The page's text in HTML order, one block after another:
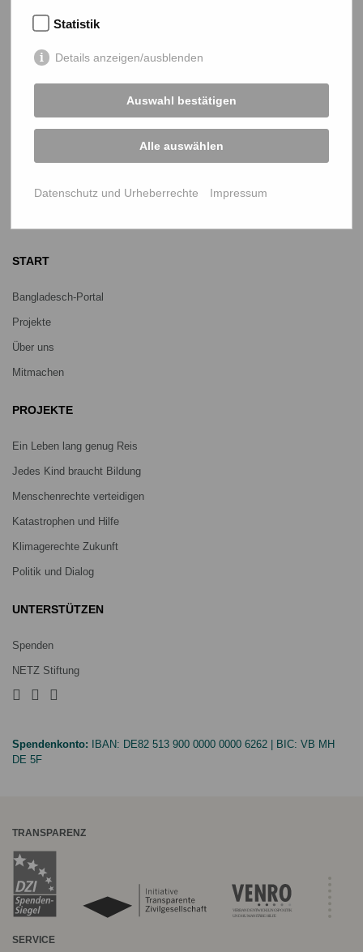
NETZ Partnerschaft für Entwicklung und Gerechtigkeit e.V.
35390 Gießen
START
Bangladesch-Portal
Projekte
Über uns
Mitmachen
PROJEKTE
Ein Leben lang genug Reis
Jedes Kind braucht Bildung
Menschenrechte verteidigen
Katastrophen und Hilfe
Klimagerechte Zukunft
Politik und Dialog
UNTERSTÜTZEN
Spenden
NETZ Stiftung
Spendenkonto: IBAN: DE82 513 900 0000 0000 6262 | BIC: VB MH
DE 5F
TRANSPARENZ
SERVICE
Statistik
Details anzeigen/ausblenden
Auswahl bestätigen
Alle auswählen
Datenschutz und Urheberrechte Impressum